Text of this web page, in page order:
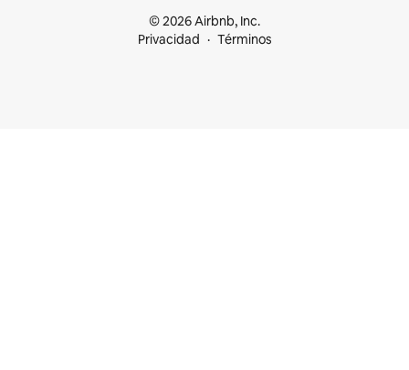
© 2026 Airbnb, Inc.
Privacidad
Términos